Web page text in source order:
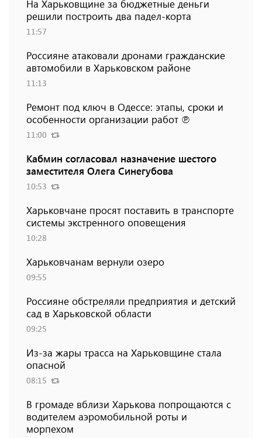
На Харьковщине за бюджетные деньги
решили построить два падел-корта
11:57
Россияне атаковали дронами гражданские
автомобили в Харьковском районе
11:13
Ремонт под ключ в Одессе: этапы, сроки и
особенности организации работ ℗
11:00
Кабмин согласовал назначение шестого
заместителя Олега Синегубова
10:53
Харьковчане просят поставить в транспорте
системы экстренного оповещения
10:28
Харьковчанам вернули озеро
09:55
Россияне обстреляли предприятия и детский
сад в Харьковской области
09:25
Из-за жары трасса на Харьковщине стала
опасной
08:15
В громаде вблизи Харькова попрощаются с
водителем аэромобильной роты и
морпехом